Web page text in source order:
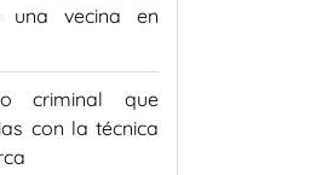
una vecina en
criminal que
con la técnica